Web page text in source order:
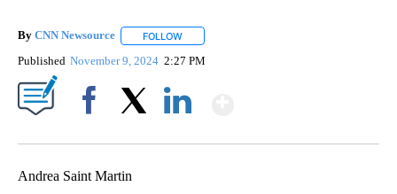
By CNN Newsource FOLLOW
Published November 9, 2024 2:27 PM
Andrea Saint Martin